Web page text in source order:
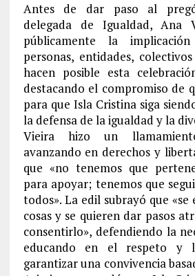
Antes de dar paso al
delegada de Igualdad, Ana
públicamente la
personas, entidades,
hacen posible esta
destacando el compromiso de
para que Isla Cristina siga
la defensa de la igualdad y la
Vieira hizo un
avanzando en derechos y
que «no tenemos que
para apoyar; tenemos que
todos». La edil subrayó que «se
cosas y se quieren dar pasos
consentirlo», defendiendo la
educando en el respeto y
garantizar una convivencia